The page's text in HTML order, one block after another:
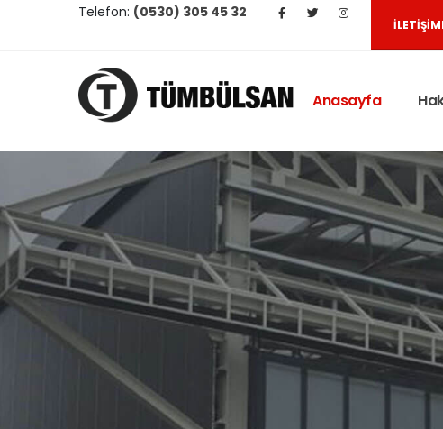
Telefon: (0530) 305 45 32
Anasayfa